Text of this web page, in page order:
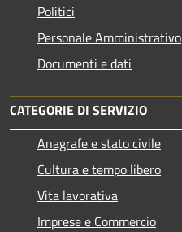
Politici
Personale Amministrativo
Documenti e dati
CATEGORIE DI SERVIZIO
Anagrafe e stato civile
Cultura e tempo libero
Vita lavorativa
Imprese e Commercio